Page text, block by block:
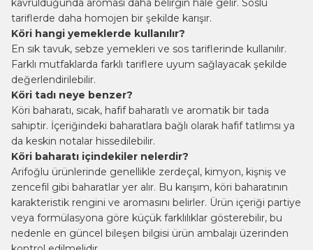
kavrulduğunda aroması daha belirgin hale gelir. Soslu
tariflerde daha homojen bir şekilde karışır.
Köri hangi yemeklerde kullanılır?
En sık tavuk, sebze yemekleri ve sos tariflerinde kullanılır.
Farklı mutfaklarda farklı tariflere uyum sağlayacak şekilde
değerlendirilebilir.
Köri tadı neye benzer?
Köri baharatı, sıcak, hafif baharatlı ve aromatik bir tada
sahiptir. İçeriğindeki baharatlara bağlı olarak hafif tatlımsı ya
da keskin notalar hissedilebilir.
Köri baharatı içindekiler nelerdir?
Arifoğlu ürünlerinde genellikle zerdeçal, kimyon, kişniş ve
zencefil gibi baharatlar yer alır. Bu karışım, köri baharatının
karakteristik rengini ve aromasını belirler. Ürün içeriği partiye
veya formülasyona göre küçük farklılıklar gösterebilir, bu
nedenle en güncel bileşen bilgisi ürün ambalajı üzerinden